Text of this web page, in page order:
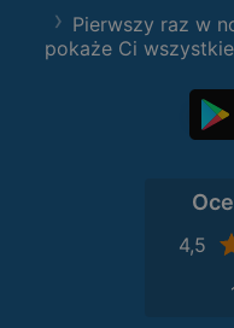
Pierwszy raz w
pokaże Ci
4,5